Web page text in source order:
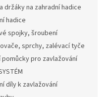
držáky na zahradní hadice
hadice
spojky, šroubení
sprchy, zalévací tyče
pro zavlažování
díly k zavlažování